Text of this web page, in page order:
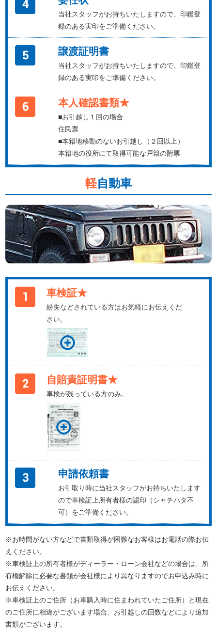
当社スタッフがお持ちいたしますので、印鑑登
録のある実印をご準備ください。
譲渡証明書
当社スタッフがお持ちいたしますので、印鑑登
録のある実印をご準備ください。
本人確認書類★
■お引越し１回の場合
住民票
■本籍地移動のないお引越し（２回以上）
本籍地の役所にて取得可能な戸籍の附票
軽自動車
車検証★
紛失などされている方はお気軽にお伝えくだ
さい。
自賠責証明書★
車検が残っている方のみ。
申請依頼書
お引取り時に当社スタッフがお持ちいたします
ので車検証上所有者様の認印（シャチハタ不
可）をご準備ください。
※お時間がない方などで書類取得が困難なお客様はお電話の際お伝
えください。
※車検証上の所有者様がディーラー・ローン会社などの場合は、所
有権解除に必要な書類が会社様により異なりますのでお申込み時に
お伝えください。
※車検証上のご住所（お車購入時に住まわれていたご住所）と現在
のご住所に相違がございます場合、お引越しの回数などにより追加
書類がございます。